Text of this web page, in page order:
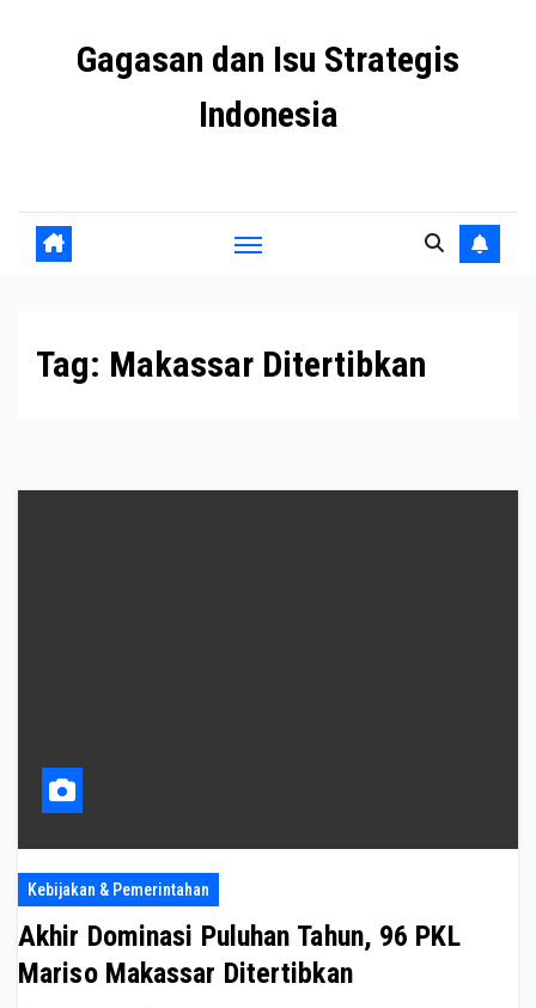
Gagasan dan Isu Strategis
Indonesia
Tag: Makassar Ditertibkan
Kebijakan & Pemerintahan
Akhir Dominasi Puluhan Tahun, 96 PKL
Mariso Makassar Ditertibkan